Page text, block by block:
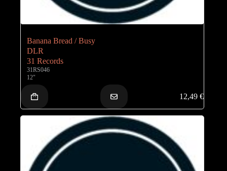
Banana Bread / Busy
DLR
31 Records
31RS046
12"
12,49€